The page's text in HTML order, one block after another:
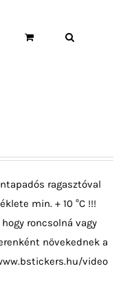
ragasztóval
min. + 10 °C !!!
roncsolná vagy
növekednek a
video